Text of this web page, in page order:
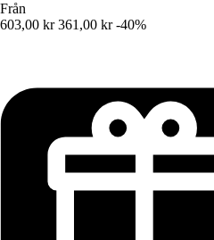
Från
603,00 kr 361,00 kr -40%